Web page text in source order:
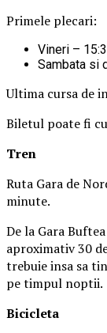
Primele plecari:
Vineri –
Sambata si
Ultima cursa de
Biletul poate fi
Tren
Ruta Gara de
minute.
De la Gara
aproximativ 30
trebuie insa sa
pe timpul noptii.
Bicicleta